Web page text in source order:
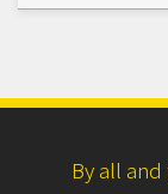
By all